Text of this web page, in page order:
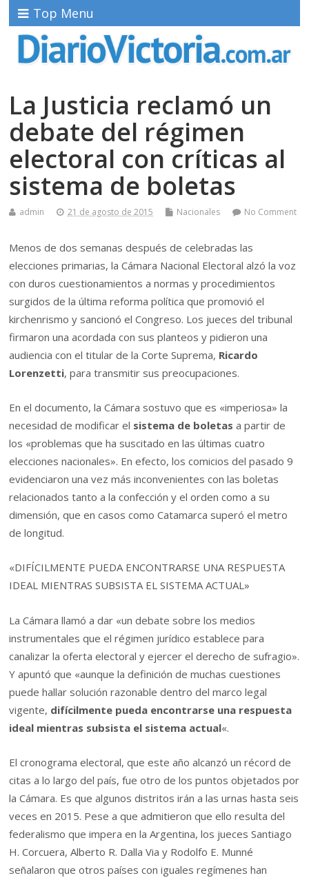
Top Menu
La Justicia reclamó un
debate del régimen
electoral con críticas al
sistema de boletas
admin 21 de agosto de 2015 Nacionales No Comment
Menos de dos semanas después de celebradas las
elecciones primarias, la Cámara Nacional Electoral alzó la voz
con duros cuestionamientos a normas y procedimientos
surgidos de la última reforma política que promovió el
kirchenrismo y sancionó el Congreso. Los jueces del tribunal
firmaron una acordada con sus planteos y pidieron una
audiencia con el titular de la Corte Suprema, Ricardo
Lorenzetti, para transmitir sus preocupaciones.
En el documento, la Cámara sostuvo que es «imperiosa» la
necesidad de modificar el sistema de boletas a partir de
los «problemas que ha suscitado en las últimas cuatro
elecciones nacionales». En efecto, los comicios del pasado 9
evidenciaron una vez más inconvenientes con las boletas
relacionados tanto a la confección y el orden como a su
dimensión, que en casos como Catamarca superó el metro
de longitud.
«DIFÍCILMENTE PUEDA ENCONTRARSE UNA RESPUESTA
IDEAL MIENTRAS SUBSISTA EL SISTEMA ACTUAL»
La Cámara llamó a dar «un debate sobre los medios
instrumentales que el régimen jurídico establece para
canalizar la oferta electoral y ejercer el derecho de sufragio».
Y apuntó que «aunque la definición de muchas cuestiones
puede hallar solución razonable dentro del marco legal
vigente, difícilmente pueda encontrarse una respuesta
ideal mientras subsista el sistema actual«.
El cronograma electoral, que este año alcanzó un récord de
citas a lo largo del país, fue otro de los puntos objetados por
la Cámara. Es que algunos distritos irán a las urnas hasta seis
veces en 2015. Pese a que admitieron que ello resulta del
federalismo que impera en la Argentina, los jueces Santiago
H. Corcuera, Alberto R. Dalla Via y Rodolfo E. Munné
señalaron que otros países con iguales regímenes han